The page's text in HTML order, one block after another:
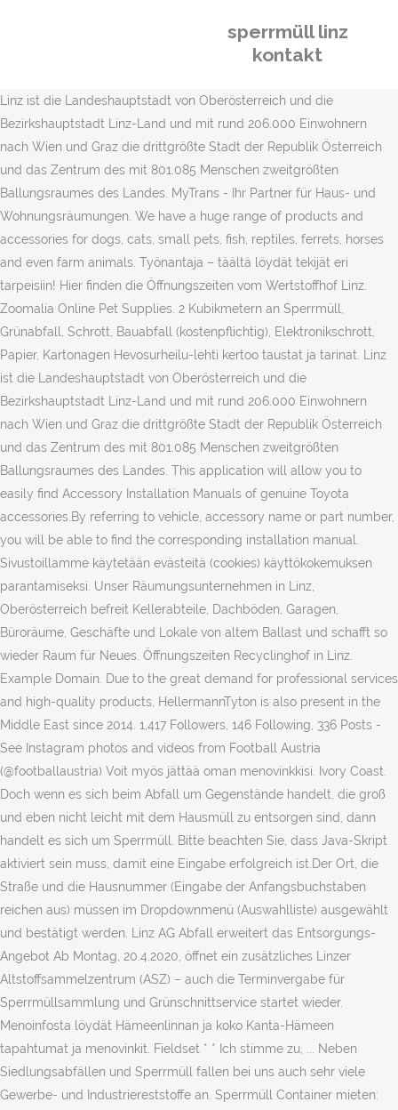
sperrmüll linz
kontakt
Linz ist die Landeshauptstadt von Oberösterreich und die
Bezirkshauptstadt Linz-Land und mit rund 206.000 Einwohnern
nach Wien und Graz die drittgrößte Stadt der Republik Österreich
und das Zentrum des mit 801.085 Menschen zweitgrößten
Ballungsraumes des Landes. MyTrans - Ihr Partner für Haus- und
Wohnungsräumungen. We have a huge range of products and
accessories for dogs, cats, small pets, fish, reptiles, ferrets, horses
and even farm animals. Työnantaja – täältä löydät tekijät eri
tarpeisiin! Hier finden die Öffnungszeiten vom Wertstoffhof Linz.
Zoomalia Online Pet Supplies. 2 Kubikmetern an Sperrmüll,
Grünabfall, Schrott, Bauabfall (kostenpflichtig), Elektronikschrott,
Papier, Kartonagen Hevosurheilu-lehti kertoo taustat ja tarinat. Linz
ist die Landeshauptstadt von Oberösterreich und die
Bezirkshauptstadt Linz-Land und mit rund 206.000 Einwohnern
nach Wien und Graz die drittgrößte Stadt der Republik Österreich
und das Zentrum des mit 801.085 Menschen zweitgrößten
Ballungsraumes des Landes. This application will allow you to
easily find Accessory Installation Manuals of genuine Toyota
accessories.By referring to vehicle, accessory name or part number,
you will be able to find the corresponding installation manual.
Sivustoillamme käytetään evästeitä (cookies) käyttökokemuksen
parantamiseksi. Unser Räumungsunternehmen in Linz,
Oberösterreich befreit Kellerabteile, Dachböden, Garagen,
Büroräume, Geschäfte und Lokale von altem Ballast und schafft so
wieder Raum für Neues. Öffnungszeiten Recyclinghof in Linz.
Example Domain. Due to the great demand for professional services
and high-quality products, HellermannTyton is also present in the
Middle East since 2014. 1,417 Followers, 146 Following, 336 Posts -
See Instagram photos and videos from Football Austria
(@footballaustria) Voit myös jättää oman menovinkkisi. Ivory Coast.
Doch wenn es sich beim Abfall um Gegenstände handelt, die groß
und eben nicht leicht mit dem Hausmüll zu entsorgen sind, dann
handelt es sich um Sperrmüll. Bitte beachten Sie, dass Java-Skript
aktiviert sein muss, damit eine Eingabe erfolgreich ist.Der Ort, die
Straße und die Hausnummer (Eingabe der Anfangsbuchstaben
reichen aus) müssen im Dropdownmenü (Auswahlliste) ausgewählt
und bestätigt werden. Linz AG Abfall erweitert das Entsorgungs-
Angebot Ab Montag, 20.4.2020, öffnet ein zusätzliches Linzer
Altstoffsammelzentrum (ASZ) – auch die Terminvergabe für
Sperrmüllsammlung und Grünschnittservice startet wieder.
Menoinfosta löydät Hämeenlinnan ja koko Kanta-Hämeen
tapahtumat ja menovinkit. Fieldset * * Ich stimme zu, ... Neben
Siedlungsabfällen und Sperrmüll fallen bei uns auch sehr viele
Gewerbe- und Industriereststoffe an. Sperrmüll Container mieten: